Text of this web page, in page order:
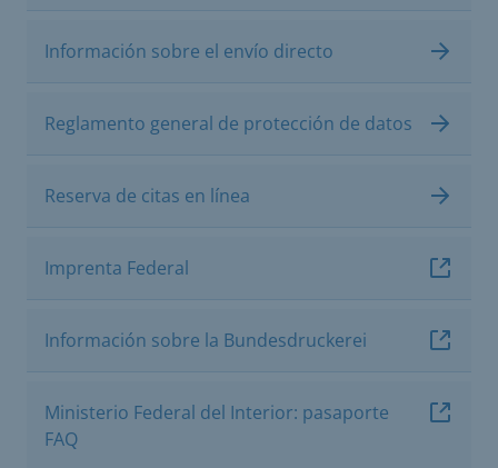
Información sobre el envío directo
Reglamento general de protección de datos
Reserva de citas en línea
Imprenta Federal
Información sobre la Bundesdruckerei
Ministerio Federal del Interior: pasaporte
FAQ